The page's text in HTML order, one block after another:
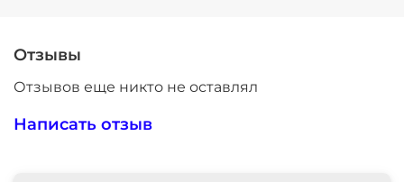
Отзывы
Отзывов еще никто не оставлял
Написать отзыв